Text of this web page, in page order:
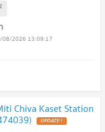
08/2026 13:09:17
Chiva Kaset Station
UPDATE !